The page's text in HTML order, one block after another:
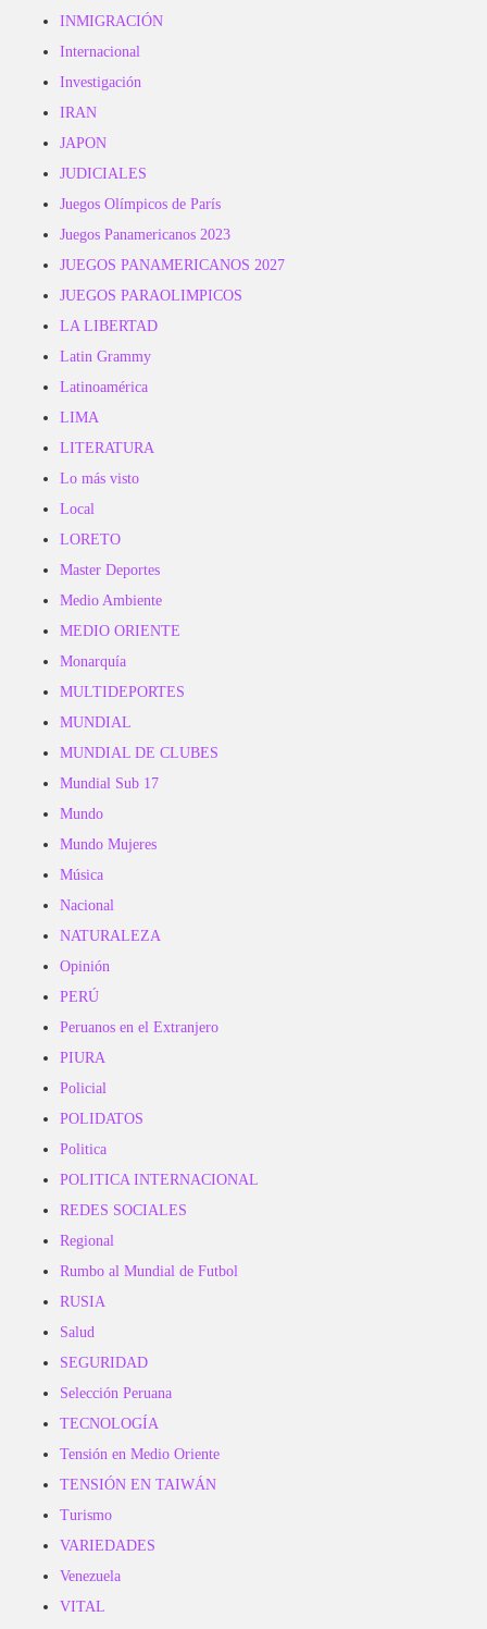
INMIGRACIÓN
Internacional
Investigación
IRAN
JAPON
JUDICIALES
Juegos Olímpicos de París
Juegos Panamericanos 2023
JUEGOS PANAMERICANOS 2027
JUEGOS PARAOLIMPICOS
LA LIBERTAD
Latin Grammy
Latinoamérica
LIMA
LITERATURA
Lo más visto
Local
LORETO
Master Deportes
Medio Ambiente
MEDIO ORIENTE
Monarquía
MULTIDEPORTES
MUNDIAL
MUNDIAL DE CLUBES
Mundial Sub 17
Mundo
Mundo Mujeres
Música
Nacional
NATURALEZA
Opinión
PERÚ
Peruanos en el Extranjero
PIURA
Policial
POLIDATOS
Politica
POLITICA INTERNACIONAL
REDES SOCIALES
Regional
Rumbo al Mundial de Futbol
RUSIA
Salud
SEGURIDAD
Selección Peruana
TECNOLOGÍA
Tensión en Medio Oriente
TENSIÓN EN TAIWÁN
Turismo
VARIEDADES
Venezuela
VITAL